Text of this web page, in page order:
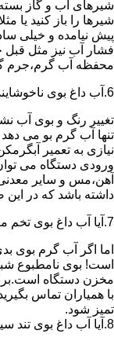
شیرهای آب و گاز
شیرها را باز کنید یا
پیش نیامده و خیلی
فشار آب نیز مثل
محفظه آب گرم،جرم
6.آب داغ بوی ناخوشایند دارد
تغییر رنگ و بوی آب
تنها آب گرم بو می
نیازی به تعمیر
ورودی دستگاه می
آهن،مس و سایر معدنی
داشته باشد که در
7.آیا آب داغ بوی تخم مرغ می دهد؟
اما اگر آب گرم بوی
است! بوی نامطبوع
مخزن دستگاه
با همیاران تماس
تمیز شود.
8.آیا آب داغ بوی تند سیر می دهد؟